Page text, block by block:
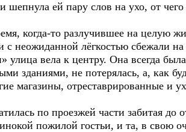
шепнула ей пару слов на ухо, от
когда-то разлучившее на целую
неожиданной лёгкостью сбежали на
вела к центру. Она всегда
зданиями, не потерялась, а, как
магазины, отреставрированные и
по проезжей части забитая до
пожилой гостьи, и та, в свою